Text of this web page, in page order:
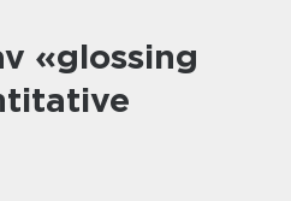
«glossing